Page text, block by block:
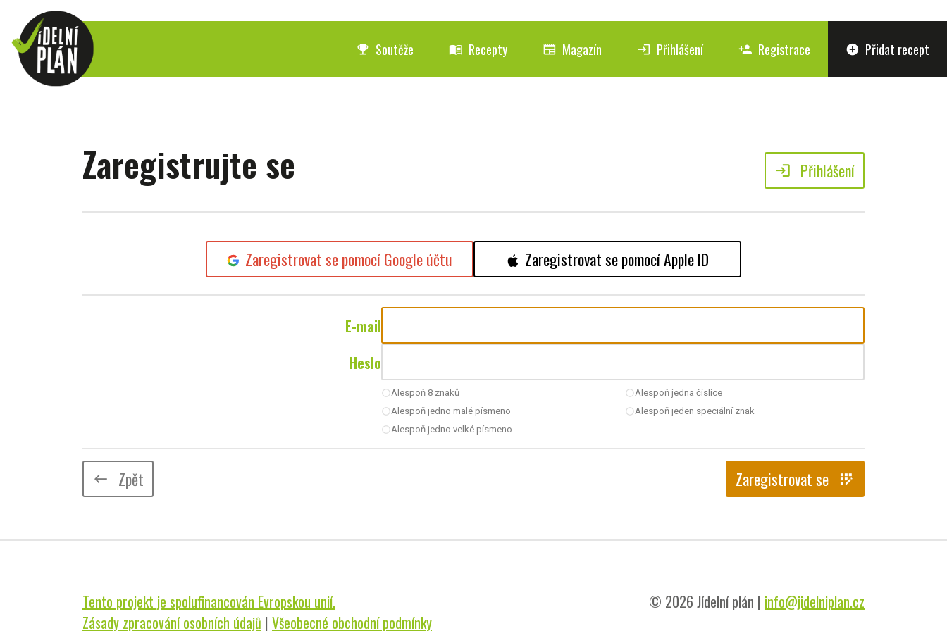
emoji_events Soutěže menu_book Recepty newspaper Magazín login Přihlášení person_add Registrace add_circle Přidat recept
Zaregistrujte se login Přihlášení
Zaregistrovat se pomocí Google účtu Zaregistrovat se pomocí Apple ID
E-mail
Heslo
radio_button_uncheckedAlespoň 8 znaků
radio_button_uncheckedAlespoň jedno malé písmeno
radio_button_uncheckedAlespoň jedno velké písmeno
radio_button_uncheckedAlespoň jedna číslice
radio_button_uncheckedAlespoň jeden speciální znak
keyboard_backspace Zpět Zaregistrovat se app_registration
Tento projekt je spolufinancován Evropskou unií.
Zásady zpracování osobních údajů | Všeobecné obchodní podmínky
© 2026 Jídelní plán | info@jidelniplan.cz